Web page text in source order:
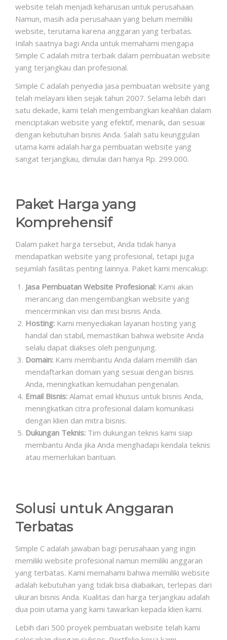
website telah menjadi keharusan untuk perusahaan.
Namun, masih ada perusahaan yang belum memiliki
website, terutama karena anggaran yang terbatas.
Inilah saatnya bagi Anda untuk memahami mengapa
Simple C adalah mitra terbaik dalam pembuatan website
yang terjangkau dan profesional.
Simple C adalah penyedia jasa pembuatan website yang
telah melayani klien sejak tahun 2007. Selama lebih dari
satu dekade, kami telah mengembangkan keahlian dalam
menciptakan website yang efektif, menarik, dan sesuai
dengan kebutuhan bisnis Anda. Salah satu keunggulan
utama kami adalah harga pembuatan website yang
sangat terjangkau, dimulai dari hanya Rp. 299.000.
Paket Harga yang
Komprehensif
Dalam paket harga tersebut, Anda tidak hanya
mendapatkan website yang profesional, tetapi juga
sejumlah fasilitas penting lainnya. Paket kami mencakup:
Jasa Pembuatan Website Profesional: Kami akan
merancang dan mengembangkan website yang
mencerminkan visi dan misi bisnis Anda.
Hosting: Kami menyediakan layanan hosting yang
handal dan stabil, memastikan bahwa website Anda
selalu dapat diakses oleh pengunjung.
Domain: Kami membantu Anda dalam memilih dan
mendaftarkan domain yang sesuai dengan bisnis
Anda, meningkatkan kemudahan pengenalan.
Email Bisnis: Alamat email khusus untuk bisnis Anda,
meningkatkan citra profesional dalam komunikasi
dengan klien dan mitra bisnis.
Dukungan Teknis: Tim dukungan teknis kami siap
membantu Anda jika Anda menghadapi kendala teknis
atau memerlukan bantuan.
Solusi untuk Anggaran
Terbatas
Simple C adalah jawaban bagi perusahaan yang ingin
memiliki website profesional namun memiliki anggaran
yang terbatas. Kami memahami bahwa memiliki website
adalah kebutuhan yang tidak bisa diabaikan, terlepas dari
ukuran bisnis Anda. Kualitas dan harga terjangkau adalah
dua poin utama yang kami tawarkan kepada klien kami.
Lebih dari 500 proyek pembuatan website telah kami